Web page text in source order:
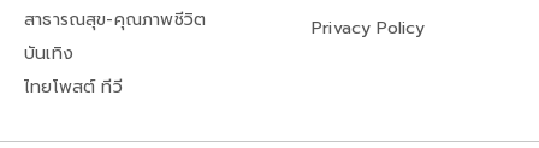
สาธารณสุข-คุณภาพชีวิต
บันเทิง
ไทยโพสต์ ทีวี
Privacy Policy